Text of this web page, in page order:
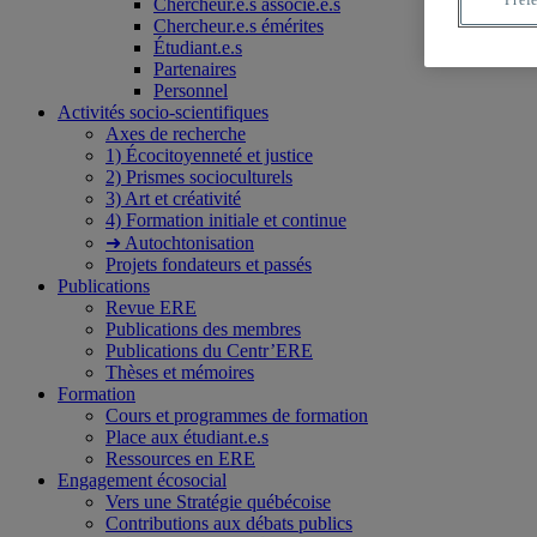
Chercheur.e.s associé.e.s
Chercheur.e.s émérites
Étudiant.e.s
Partenaires
Personnel
Activités socio-scientifiques
Axes de recherche
1) Écocitoyenneté et justice
2) Prismes socioculturels
3) Art et créativité
4) Formation initiale et continue
➜ Autochtonisation
Projets fondateurs et passés
Publications
Revue ERE
Publications des membres
Publications du Centr’ERE
Thèses et mémoires
Formation
Cours et programmes de formation
Place aux étudiant.e.s
Ressources en ERE
Engagement écosocial
Vers une Stratégie québécoise
Contributions aux débats publics